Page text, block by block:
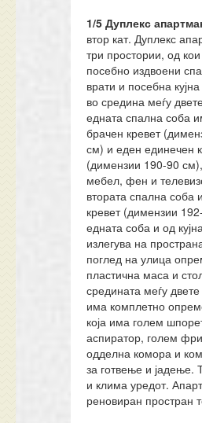
1/5 Дуплекс
втор кат. Дуплекс
три простории, од
посебно издвоени
врати и посебна
во средина меѓу
едната спална соба
брачен кревет
см) и еден единечен
(димензии 190-90
мебел, фен и
втората спална соба
кревет (димензии
едната соба и од
излегува на
поглед на улица
пластична маса и
средината меѓу
има комплетно
која има голем
аспиратор, голем
одделна комора и
за готвење и јадење.
и клима уредот.
реновиран простран